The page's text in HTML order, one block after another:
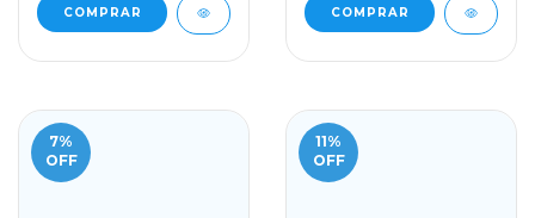
COMPRAR
7%
OFF
11%
OFF